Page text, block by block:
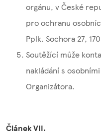
orgánu, v České
pro ochranu
Pplk. Sochora 27,
Soutěžící může
nakládání s
Organizátora.
Článek VII.